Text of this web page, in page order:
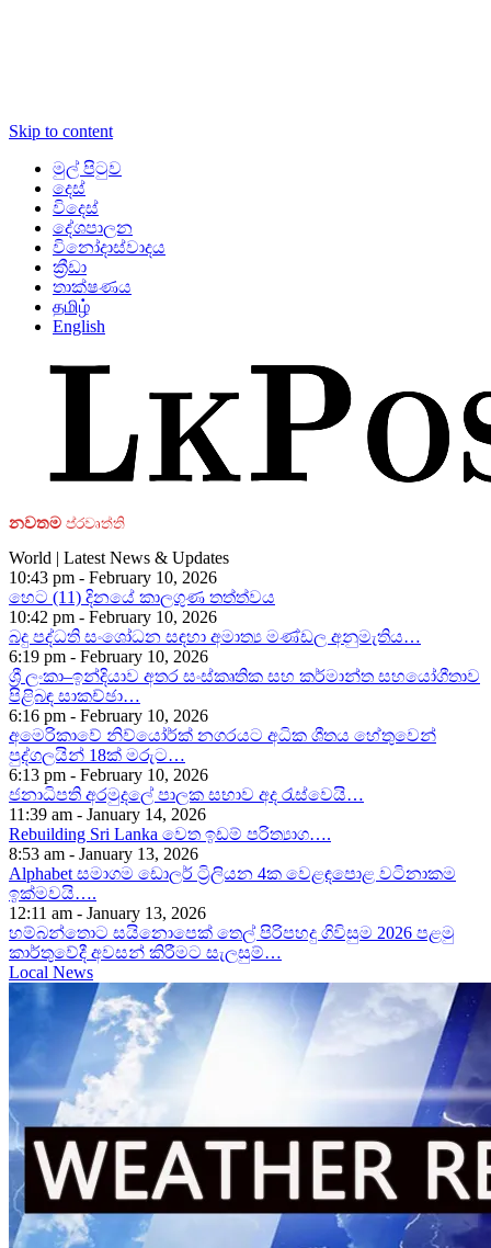
Skip to content
මුල් පිටුව
දෙස්
විදෙස්
දේශපාලන
විනෝදාස්වාදය
ක්‍රීඩා
තාක්ෂණය
தமிழ்
English
නවතම ප්රවෘත්ති
World | Latest News & Updates
10:43 pm - February 10, 2026
හෙට (11) දිනයේ කාලගුණ තත්ත්වය
10:42 pm - February 10, 2026
බදු පද්ධති සංශෝධන සඳහා අමාත්‍ය මණ්ඩල අනුමැතිය…
6:19 pm - February 10, 2026
ශ්‍රී ලංකා–ඉන්දියාව අතර සංස්කෘතික සහ කර්මාන්ත සහයෝගීතාව
පිළිබඳ සාකච්ඡා…
6:16 pm - February 10, 2026
අමෙරිකාවේ නිව්යෝර්ක් නගරයට අධික ශීතය හේතුවෙන්
පුද්ගලයින් 18ක් මරුට…
6:13 pm - February 10, 2026
ජනාධිපති අරමුදලේ පාලක සභාව අද රැස්වෙයි…
11:39 am - January 14, 2026
Rebuilding Sri Lanka වෙත ඉඩම් පරිත්‍යාග….
8:53 am - January 13, 2026
Alphabet සමාගම ඩොලර් ට්‍රිලියන 4ක වෙළඳපොළ වටිනාකම
ඉක්මවයි….
12:11 am - January 13, 2026
හම්බන්තොට සයිනොපෙක් තෙල් පිරිපහදු ගිවිසුම 2026 පළමු
කාර්තුවේදී අවසන් කිරීමට සැලසුම්…
Local News